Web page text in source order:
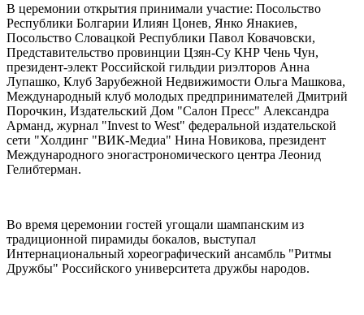
В церемонии открытия принимали участие: Посольство
Республики Болгарии Илиян Цонев, Янко Янакиев,
Посольство Словацкой Республики Павол Ковачовски,
Представительство провинции Цзян-Су КНР Чень Чун,
президент-элект Российской гильдии риэлторов Анна
Лупашко, Клуб Зарубежной Недвижимости Ольга Машкова,
Международный клуб молодых предпринимателей Дмитрий
Порочкин, Издательский Дом "Салон Пресс" Александра
Арманд, журнал "Invest to West" федеральной издательской
сети "Холдинг "ВИК-Медиа" Нина Новикова, президент
Международного эногастрономического центра Леонид
Гелибтерман.
Во время церемонии гостей угощали шампанским из
традиционной пирамиды бокалов, выступал
Интернациональный хореографический ансамбль "Ритмы
Дружбы" Российского университета дружбы народов.